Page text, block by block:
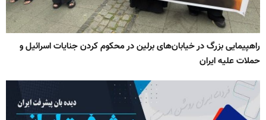
راهپیمایی بزرگ در خیابان‌های برلین در محکوم کردن جنایات اسرائیل و
حملات علیه ایران